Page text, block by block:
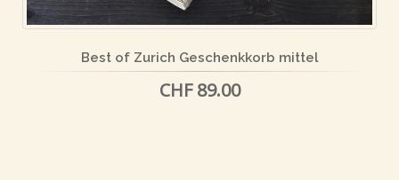
Best of Zurich Geschenkkorb mittel
CHF 89.00